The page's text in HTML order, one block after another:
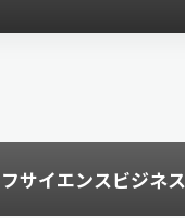
サイエンスビジネス